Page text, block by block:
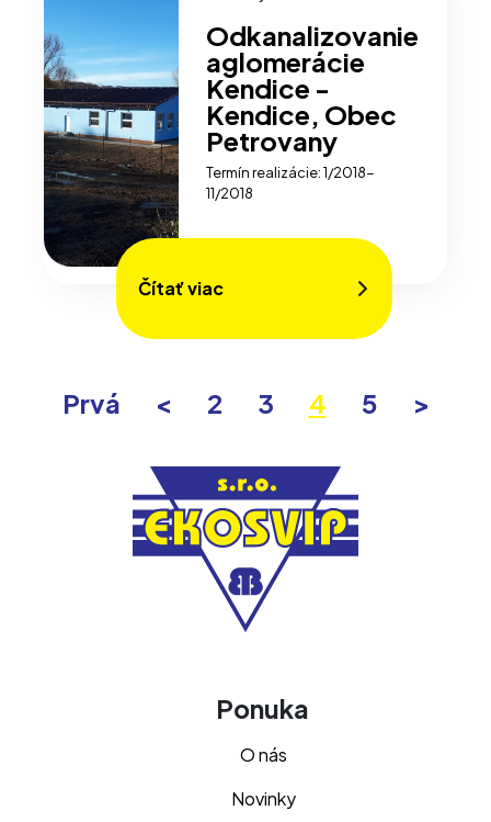
Odkanalizovanie
aglomerácie
Kendice -
Kendice, Obec
Petrovany
Termín realizácie: 1/2018-
11/2018
Čítať viac
Prvá < 2 3 4 5 >
Ponuka
O nás
Novinky